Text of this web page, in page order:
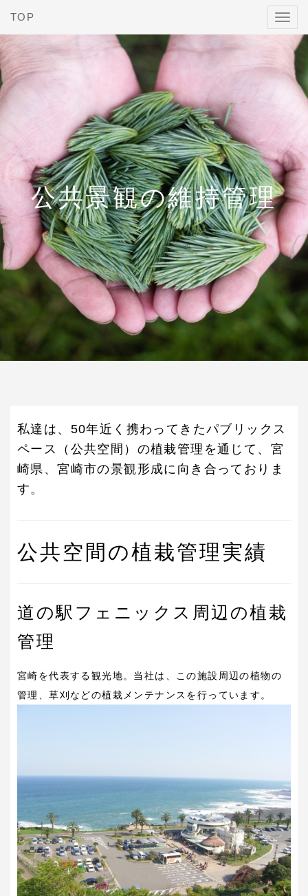
TOP
公共景観の維持管理
私達は、50年近く携わってきたパブリックス
ペース（公共空間）の植栽管理を通じて、宮
崎県、宮崎市の景観形成に向き合っておりま
す。
公共空間の植栽管理実績
道の駅フェニックス周辺の植栽
管理
宮崎を代表する観光地。当社は、この施設周辺の植物の
管理、草刈などの植栽メンテナンスを行っています。